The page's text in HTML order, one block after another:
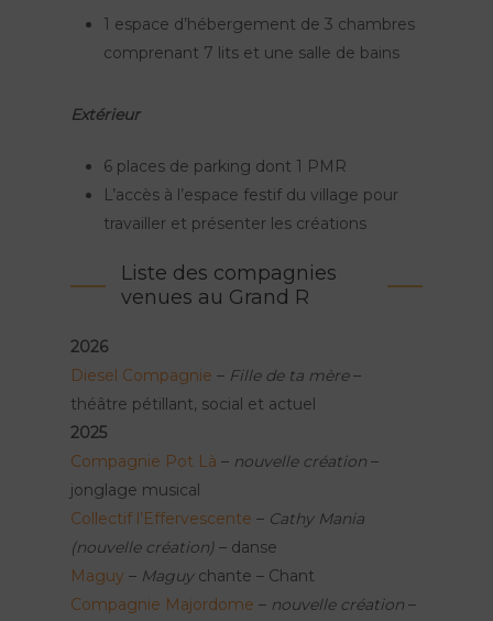
1 espace d’hébergement de 3 chambres
comprenant 7 lits et une salle de bains
Extérieur
6 places de parking dont 1 PMR
L’accès à l’espace festif du village pour
travailler et présenter les créations
Liste des compagnies
venues au Grand R
2026
Diesel Compagnie – Fille de ta mère–
théâtre pétillant, social et actuel
2025
Compagnie Pot Là – nouvelle création –
jonglage musical
Collectif l’Effervescente – Cathy Mania
(nouvelle création) – danse
Maguy – Maguychante – Chant
Compagnie Majordome – nouvelle création –